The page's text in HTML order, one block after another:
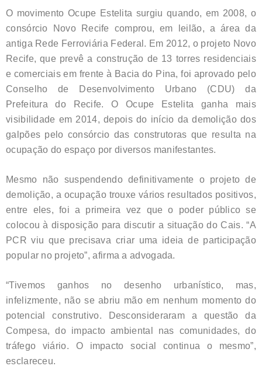
O movimento Ocupe Estelita surgiu quando, em 2008, o
consórcio Novo Recife comprou, em leilão, a área da
antiga Rede Ferroviária Federal. Em 2012, o projeto Novo
Recife, que prevê a construção de 13 torres residenciais
e comerciais em frente à Bacia do Pina, foi aprovado pelo
Conselho de Desenvolvimento Urbano (CDU) da
Prefeitura do Recife. O Ocupe Estelita ganha mais
visibilidade em 2014, depois do início da demolição dos
galpões pelo consórcio das construtoras que resulta na
ocupação do espaço por diversos manifestantes.
Mesmo não suspendendo definitivamente o projeto de
demolição, a ocupação trouxe vários resultados positivos,
entre eles, foi a primeira vez que o poder público se
colocou à disposição para discutir a situação do Cais. “A
PCR viu que precisava criar uma ideia de participação
popular no projeto”, afirma a advogada.
“Tivemos ganhos no desenho urbanístico, mas,
infelizmente, não se abriu mão em nenhum momento do
potencial construtivo. Desconsideraram a questão da
Compesa, do impacto ambiental nas comunidades, do
tráfego viário. O impacto social continua o mesmo”,
esclareceu.